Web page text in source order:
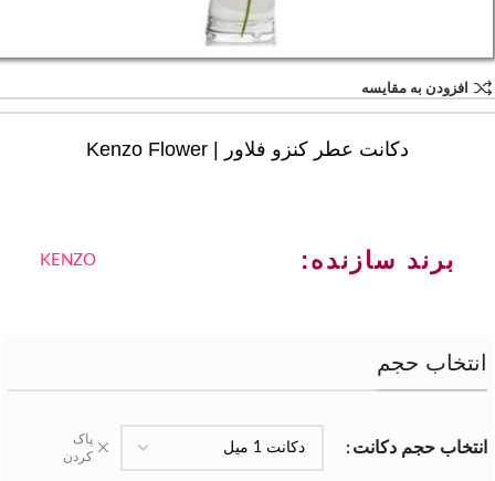
افزودن به مقایسه
دکانت عطر کنزو فلاور | Kenzo Flower
برند سازنده: KENZO
انتخاب حجم
انتخاب حجم دکانت
پاک
کردن